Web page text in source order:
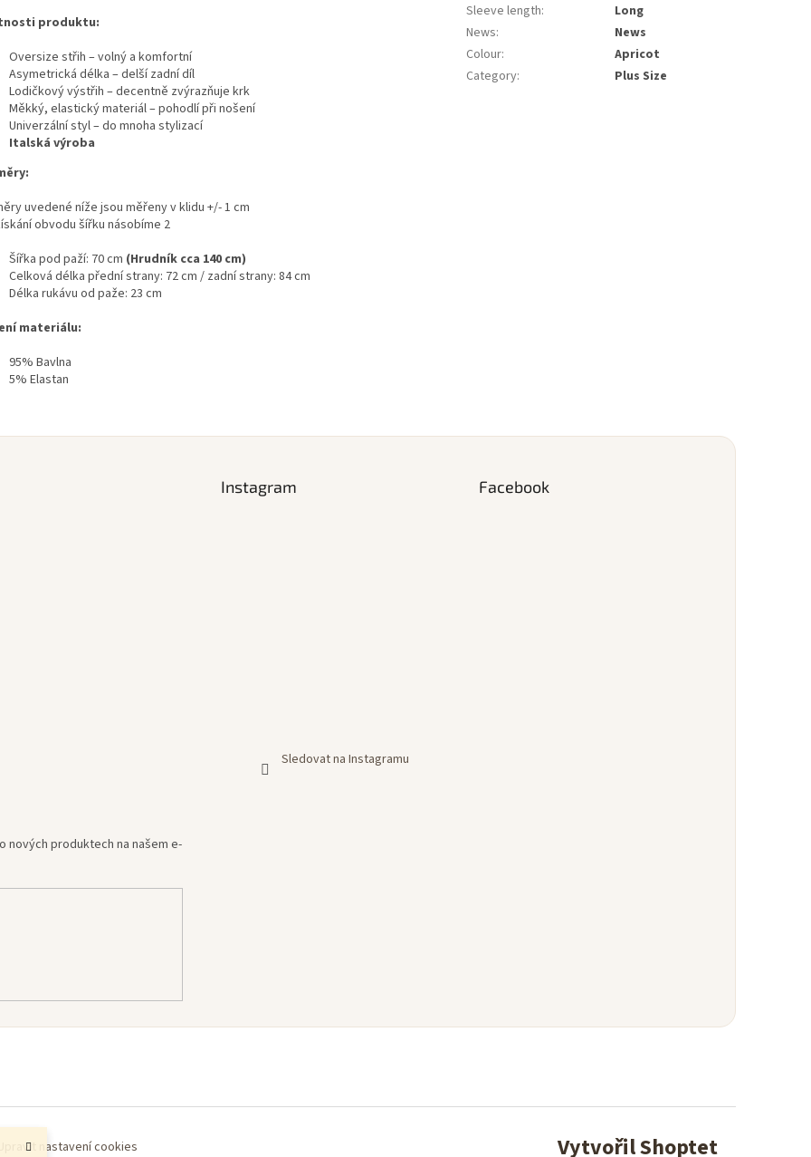
produktu:
Oversize střih – volný a komfortní
Asymetrická délka – delší zadní díl
Lodičkový výstřih – decentně zvýrazňuje krk
Měkký, elastický materiál – pohodlí při nošení
Univerzální styl – do mnoha stylizací
Italská výroba
uvedené níže jsou měřeny v klidu +/- 1 cm
obvodu šířku násobíme 2
Šířka pod paží: 70 cm (Hrudník cca 140 cm)
Celková délka přední strany: 72 cm / zadní strany: 84 cm
Délka rukávu od paže: 23 cm
materiálu:
95% Bavlna
5% Elastan
Sleeve length:
Long
News:
News
Colour:
Apricot
Category: Plus Size
Instagram
Sledovat na Instagramu
Facebook
nových produktech na našem e-
Vytvořil Shoptet
Upravit nastavení cookies